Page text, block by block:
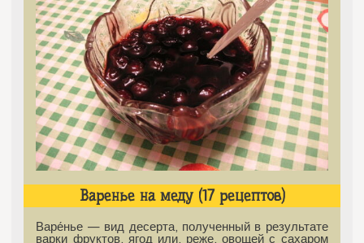
Варенье на меду (17 рецептов)
Варе́нье — вид десерта, полученный в результате
варки фруктов, ягод или, реже, овощей с сахаром